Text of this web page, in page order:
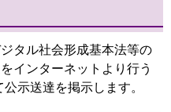
タル社会形成基本法等の
インターネットより行う
示送達を掲示します。